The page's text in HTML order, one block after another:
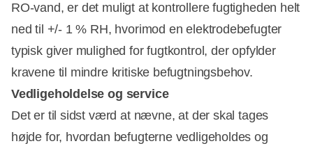
RO-vand, er det muligt at kontrollere fugtigheden helt
ned til +/- 1 % RH, hvorimod en elektrodebefugter
typisk giver mulighed for fugtkontrol, der opfylder
kravene til mindre kritiske befugtningsbehov.
Vedligeholdelse og service
Det er til sidst værd at nævne, at der skal tages
højde for, hvordan befugterne vedligeholdes og